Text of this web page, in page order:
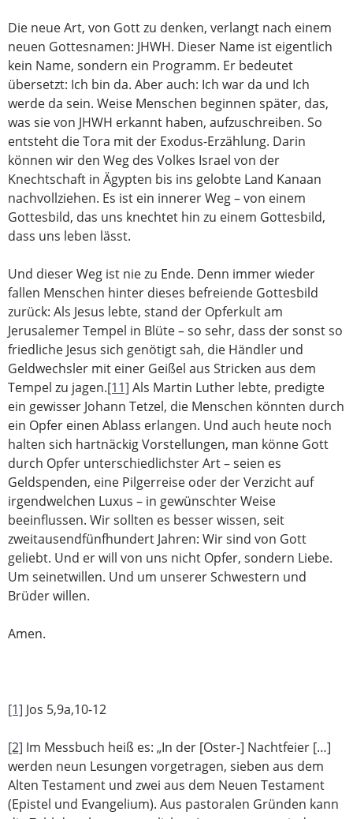
Die neue Art, von Gott zu denken, verlangt nach einem
neuen Gottesnamen: JHWH. Dieser Name ist eigentlich
kein Name, sondern ein Programm. Er bedeutet
übersetzt: Ich bin da. Aber auch: Ich war da und Ich
werde da sein. Weise Menschen beginnen später, das,
was sie von JHWH erkannt haben, aufzuschreiben. So
entsteht die Tora mit der Exodus-Erzählung. Darin
können wir den Weg des Volkes Israel von der
Knechtschaft in Ägypten bis ins gelobte Land Kanaan
nachvollziehen. Es ist ein innerer Weg – von einem
Gottesbild, das uns knechtet hin zu einem Gottesbild,
dass uns leben lässt.
Und dieser Weg ist nie zu Ende. Denn immer wieder
fallen Menschen hinter dieses befreiende Gottesbild
zurück: Als Jesus lebte, stand der Opferkult am
Jerusalemer Tempel in Blüte – so sehr, dass der sonst so
friedliche Jesus sich genötigt sah, die Händler und
Geldwechsler mit einer Geißel aus Stricken aus dem
Tempel zu jagen.[11] Als Martin Luther lebte, predigte
ein gewisser Johann Tetzel, die Menschen könnten durch
ein Opfer einen Ablass erlangen. Und auch heute noch
halten sich hartnäckig Vorstellungen, man könne Gott
durch Opfer unterschiedlichster Art – seien es
Geldspenden, eine Pilgerreise oder der Verzicht auf
irgendwelchen Luxus – in gewünschter Weise
beeinflussen. Wir sollten es besser wissen, seit
zweitausendfünfhundert Jahren: Wir sind von Gott
geliebt. Und er will von uns nicht Opfer, sondern Liebe.
Um seinetwillen. Und um unserer Schwestern und
Brüder willen.
Amen.
[1] Jos 5,9a,10-12
[2] Im Messbuch heiß es: „In der [Oster-] Nachtfeier […]
werden neun Lesungen vorgetragen, sieben aus dem
Alten Testament und zwei aus dem Neuen Testament
(Epistel und Evangelium). Aus pastoralen Gründen kann